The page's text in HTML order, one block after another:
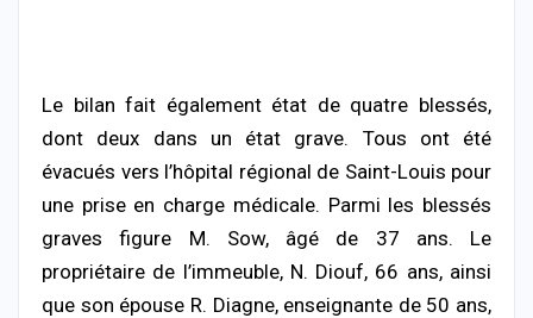
Le bilan fait également état de quatre blessés,
dont deux dans un état grave. Tous ont été
évacués vers l’hôpital régional de Saint-Louis pour
une prise en charge médicale. Parmi les blessés
graves figure M. Sow, âgé de 37 ans. Le
propriétaire de l’immeuble, N. Diouf, 66 ans, ainsi
que son épouse R. Diagne, enseignante de 50 ans,